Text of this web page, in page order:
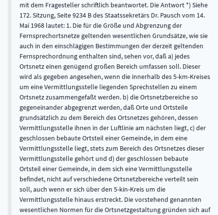
mit dem Fragesteller schriftlich beantwortet. Die Antwort *) Siehe
172. Sitzung, Seite 9234 B des Staatssekretärs Dr. Pausch vom 14.
Mai 1968 lautet: 1. Die für die Größe und Abgrenzung der
Fernsprechortsnetze geltenden wesentlichen Grundsätze, wie sie
auch in den einschlägigen Bestimmungen der derzeit geltenden
Fernsprechordnung enthalten sind, sehen vor, daß a) jedes
Ortsnetz einen genügend großen Bereich umfassen soll. Dieser
wird als gegeben angesehen, wenn die innerhalb des 5-km-Kreises
um eine Vermittlungsstelle liegenden Sprechstellen zu einem
Ortsnetz zusammengefaßt werden. b) die Ortsnetzbereiche so
gegeneinander abgegrenzt werden, daß Orte und Ortsteile
grundsätzlich zu dem Bereich des Ortsnetzes gehören, dessen
Vermittlungsstelle ihnen in der Luftlinie am nächsten liegt, c) der
geschlossen bebaute Ortsteil einer Gemeinde, in dem eine
Vermittlungsstelle liegt, stets zum Bereich des Ortsnetzes dieser
Vermittlungsstelle gehört und d) der geschlossen bebaute
Ortsteil einer Gemeinde, in dem sich eine Vermittlungsstelle
befindet, nicht auf verschiedene Ortsnetzbereiche verteilt sein
soll, auch wenn er sich über den 5-kin-Kreis um die
Vermittlungsstelle hinaus erstreckt. Die vorstehend genannten
wesentlichen Normen für die Ortsnetzgestaltung gründen sich auf